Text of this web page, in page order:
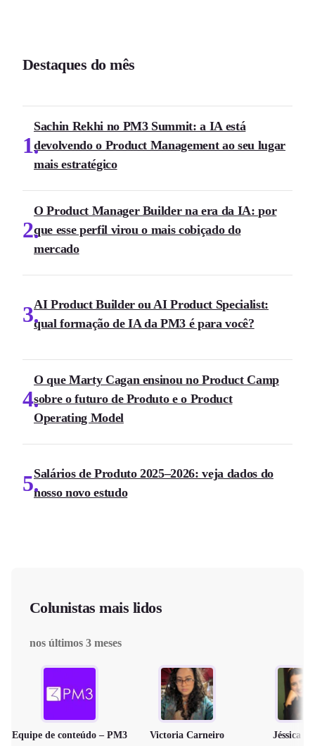
Destaques do mês
1
Sachin Rekhi no PM3 Summit: a IA está
devolvendo o Product Management ao seu lugar
mais estratégico
2
O Product Manager Builder na era da IA: por
que esse perfil virou o mais cobiçado do
mercado
3AI Product Builder ou AI Product Specialist:
qual formação de IA da PM3 é para você?
4
O que Marty Cagan ensinou no Product Camp
sobre o futuro de Produto e o Product
Operating Model
5Salários de Produto 2025–2026: veja dados do
nosso novo estudo
Colunistas mais lidos
nos últimos 3 meses
Equipe de conteúdo – PM3 Victoria Carneiro Jéssica